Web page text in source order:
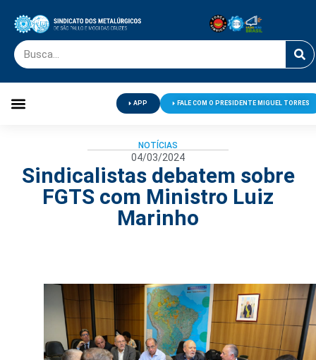
APP FALE COM O PRESIDENTE MIGUEL TORRES
NOTÍCIAS
04/03/2024
Sindicalistas debatem sobre
FGTS com Ministro Luiz
Marinho